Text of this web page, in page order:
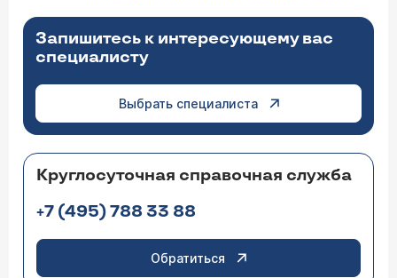
Запишитесь к интересующему вас
специалисту
Выбрать специалиста
Круглосуточная справочная служба
+7 (495) 788 33 88
Обратиться